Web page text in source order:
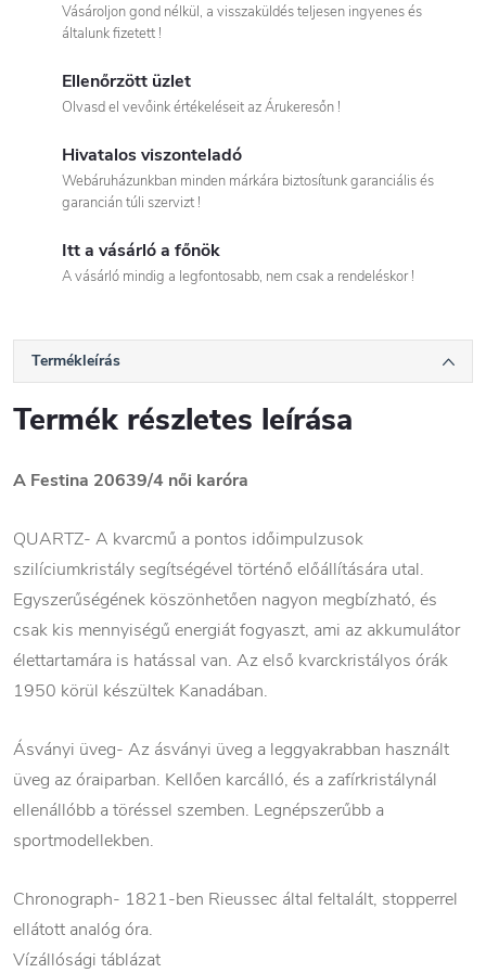
Vásároljon gond nélkül, a visszaküldés teljesen ingyenes és
általunk fizetett !
Ellenőrzött üzlet
Olvasd el vevőink értékeléseit az Árukeresőn !
Hivatalos viszonteladó
Webáruházunkban minden márkára biztosítunk garanciális és
garancián túli szervizt !
Itt a vásárló a főnök
A vásárló mindig a legfontosabb, nem csak a rendeléskor !
Termékleírás
Termék részletes leírása
A Festina 20639/4 női karóra
QUARTZ- A kvarcmű a pontos időimpulzusok
szilíciumkristály segítségével történő előállítására utal.
Egyszerűségének köszönhetően nagyon megbízható, és
csak kis mennyiségű energiát fogyaszt, ami az akkumulátor
élettartamára is hatással van. Az első kvarckristályos órák
1950 körül készültek Kanadában.
Ásványi üveg- Az ásványi üveg a leggyakrabban használt
üveg az óraiparban. Kellően karcálló, és a zafírkristálynál
ellenállóbb a töréssel szemben. Legnépszerűbb a
sportmodellekben.
Chronograph- 1821-ben Rieussec által feltalált, stopperrel
ellátott analóg óra.
Vízállósági táblázat